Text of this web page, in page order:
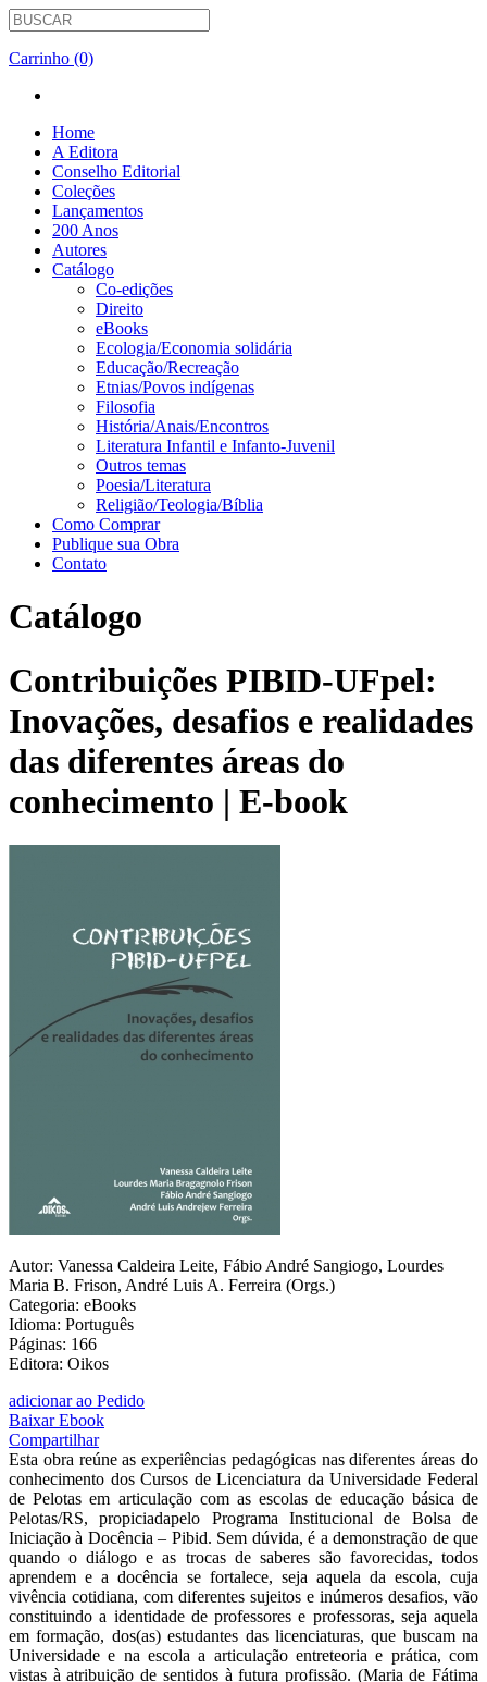
Carrinho (0)
Home
A Editora
Conselho Editorial
Coleções
Lançamentos
200 Anos
Autores
Catálogo
Co-edições
Direito
eBooks
Ecologia/Economia solidária
Educação/Recreação
Etnias/Povos indígenas
Filosofia
História/Anais/Encontros
Literatura Infantil e Infanto-Juvenil
Outros temas
Poesia/Literatura
Religião/Teologia/Bíblia
Como Comprar
Publique sua Obra
Contato
Catálogo
Contribuições PIBID-UFpel:
Inovações, desafios e realidades
das diferentes áreas do
conhecimento | E-book
Autor: Vanessa Caldeira Leite, Fábio André Sangiogo, Lourdes
Maria B. Frison, André Luis A. Ferreira (Orgs.)
Categoria: eBooks
Idioma: Português
Páginas: 166
Editora: Oikos
adicionar ao Pedido
Baixar Ebook
Compartilhar
Esta obra reúne as experiências pedagógicas nas diferentes áreas do
conhecimento dos Cursos de Licenciatura da Universidade Federal
de Pelotas em articulação com as escolas de educação básica de
Pelotas/RS, propiciadapelo Programa Institucional de Bolsa de
Iniciação à Docência – Pibid. Sem dúvida, é a demonstração de que
quando o diálogo e as trocas de saberes são favorecidas, todos
aprendem e a docência se fortalece, seja aquela da escola, cuja
vivência cotidiana, com diferentes sujeitos e inúmeros desafios, vão
constituindo a identidade de professores e professoras, seja aquela
em formação, dos(as) estudantes das licenciaturas, que buscam na
Universidade e na escola a articulação entreteoria e prática, com
vistas à atribuição de sentidos à futura profissão. (Maria de Fátima